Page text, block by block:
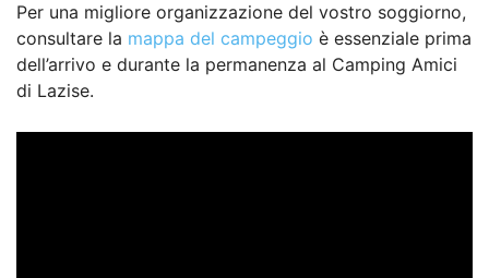
Per una migliore organizzazione del vostro soggiorno,
consultare la mappa del campeggio è essenziale prima
dell’arrivo e durante la permanenza al Camping Amici
di Lazise.